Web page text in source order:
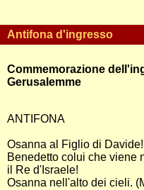
Antifona d'ingresso
Commemorazione
Gerusalemme
ANTIFONA
Osanna al Figlio di Davide!
Benedetto colui che viene
il Re d'Israele!
Osanna nell'alto dei cieli.